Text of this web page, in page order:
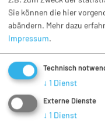
Gemeinde Otting:
Wolfgang Lechner
Stefan Hurler
Stadt Wemding:
Josef Barta
Wolfgang Dittrich
Hans-Ludwig Held
Sie können die hier
abändern. Mehr dazu
Impressum.
Technisch
↓ 1 Dienst
Externe Dienste
↓ 1 Dienst